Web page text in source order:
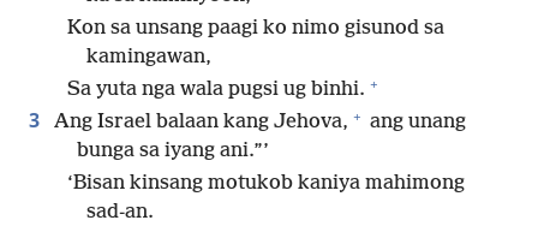
Kon sa unsang paagi ko nimo gisunod sa
kamingawan,
Sa yuta nga wala pugsi ug binhi. +
3 Ang Israel balaan kang Jehova, + ang unang
bunga sa iyang ani.”’
‘Bisan kinsang motukob kaniya mahimong
sad-an.